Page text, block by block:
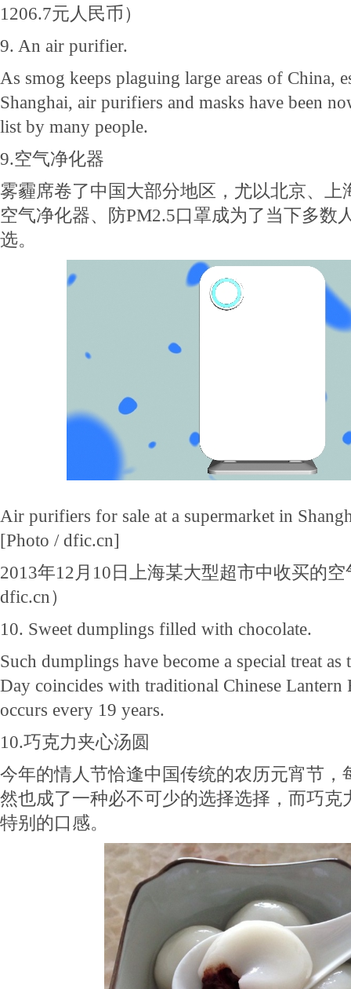
1206.7元人民币）
9. An air purifier.
As smog keeps plaguing large areas of China,
Shanghai, air purifiers and masks have been
list by many people.
9.空气净化器
雾霾席卷了中国大部分地区，尤以北京、上
空气净化器、防PM2.5口罩成为了当下多数
选。
Air purifiers for sale at a supermarket in
[Photo / dfic.cn]
2013年12月10日上海某大型超市中收买的
dfic.cn）
10. Sweet dumplings filled with chocolate.
Such dumplings have become a special treat as
Day coincides with traditional Chinese Lantern
occurs every 19 years.
10.巧克力夹心汤圆
今年的情人节恰逢中国传统的农历元宵节，
然也成了一种必不可少的选择选择，而巧克
特别的口感。